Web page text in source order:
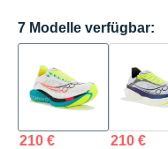
7 Modelle verfügbar:
210 € 210 €